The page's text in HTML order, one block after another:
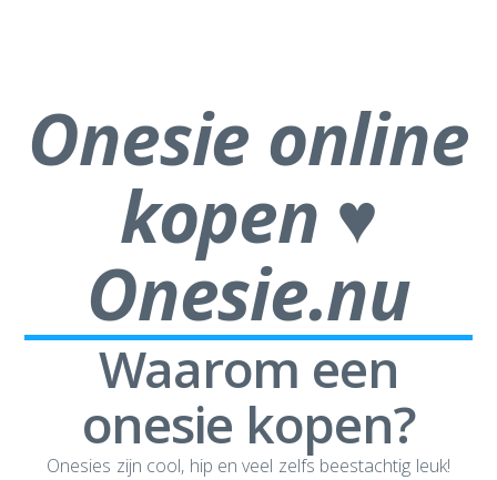
Onesie online
kopen ♥
Onesie.nu
Waarom een
onesie kopen?
Onesies zijn cool, hip en veel zelfs beestachtig leuk!